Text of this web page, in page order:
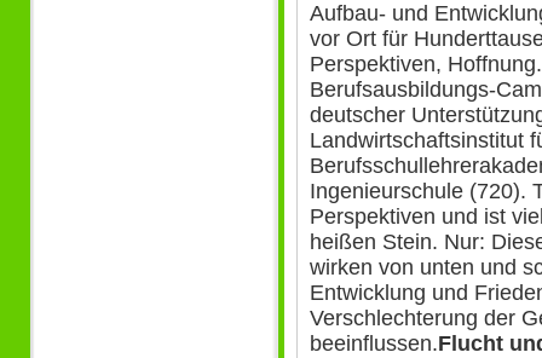
Aufbau- und
vor Ort für
Perspektiven,
Berufsausbildungs-
deutscher
Landwirtschaftsinstitut
Ingenieurschule (720).
Perspektiven und ist
heißen Stein. Nur:
wirken von unten und
Entwicklung und
Verschlechterung der
beeinflussen.Flucht